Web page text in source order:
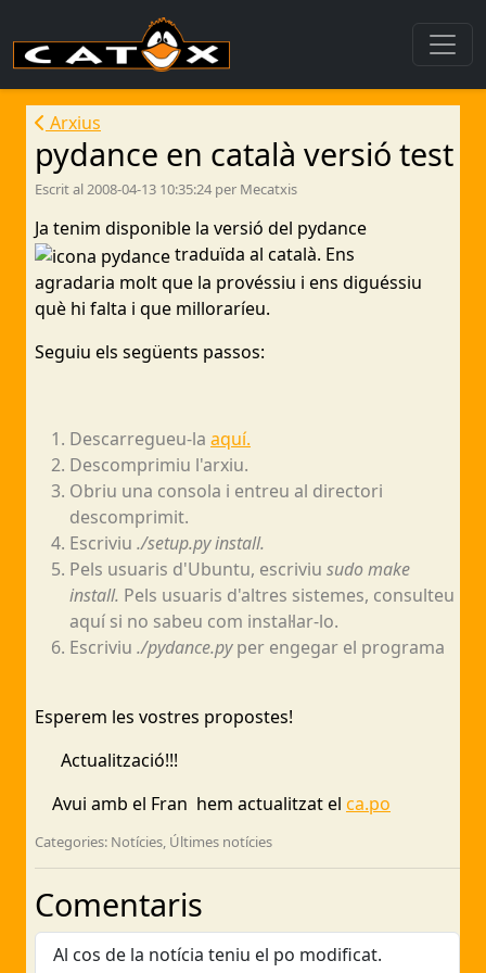
Arxius
pydance en català versió test
Escrit al 2008-04-13 10:35:24 per Mecatxis
Ja tenim disponible la versió del pydance
traduïda al català. Ens
agradaria molt que la provéssiu i ens diguéssiu
què hi falta i que milloraríeu.
Seguiu els següents passos:
Descarregueu-la aquí.
Descomprimiu l'arxiu.
Obriu una consola i entreu al directori
descomprimit.
Escriviu ./setup.py install.
Pels usuaris d'Ubuntu, escriviu sudo make
install. Pels usuaris d'altres sistemes, consulteu
aquí si no sabeu com instal·lar-lo.
Escriviu ./pydance.pyper engegar el programa
Esperem les vostres propostes!
Actualització!!!
Avui amb el Fran hem actualitzat el ca.po
Categories: Notícies, Últimes notícies
Comentaris
Al cos de la notícia teniu el po modificat.